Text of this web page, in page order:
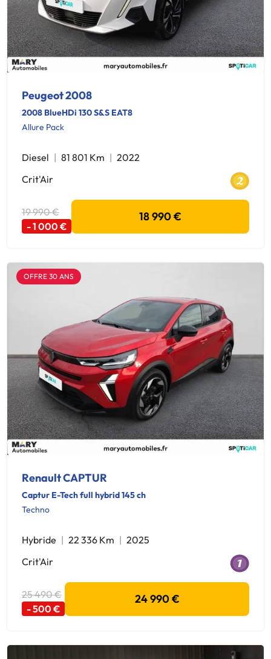
Peugeot 2008
2008 BlueHDi 130 S&S EAT8
Allure Pack
Diesel 81 801 Km
2022
Crit'Air
19 990 €
- 1 000 €
18 990 €
OFFRE 30 ANS
Renault CAPTUR
Captur E-Tech full hybrid 145 ch
Techno
Hybride 22 336 Km
2025
Crit'Air
25 490 €
- 500 €
24 990 €